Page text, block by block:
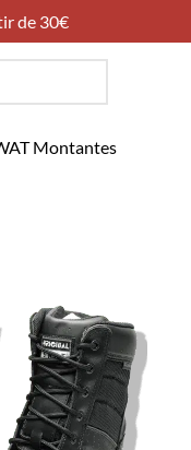
de 30€
Montantes